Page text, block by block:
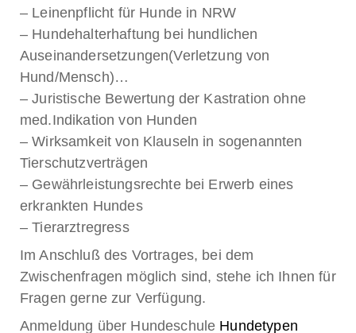
– Leinenpflicht für Hunde in NRW
– Hundehalterhaftung bei hundlichen
Auseinandersetzungen(Verletzung von
Hund/Mensch)…
– Juristische Bewertung der Kastration ohne
med.Indikation von Hunden
– Wirksamkeit von Klauseln in sogenannten
Tierschutzverträgen
– Gewährleistungsrechte bei Erwerb eines
erkrankten Hundes
– Tierarztregress
Im Anschluß des Vortrages, bei dem
Zwischenfragen möglich sind, stehe ich Ihnen für
Fragen gerne zur Verfügung.
Anmeldung über Hundeschule Hundetypen